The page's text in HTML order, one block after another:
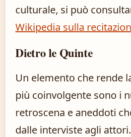
culturale, si può
Wikipedia sulla
Dietro le Quinte
Un elemento che rende
più coinvolgente sono i
retroscena e aneddoti
dalle interviste agli